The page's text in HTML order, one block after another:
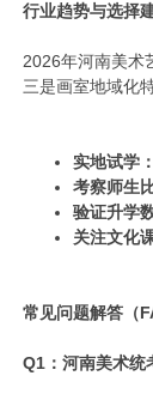
行业趋势与选择
2026年河南美术
三是画室地域化
实地试学：
考察师生
验证升学
关注文化
常见问题解答（
Q1：河南美术统